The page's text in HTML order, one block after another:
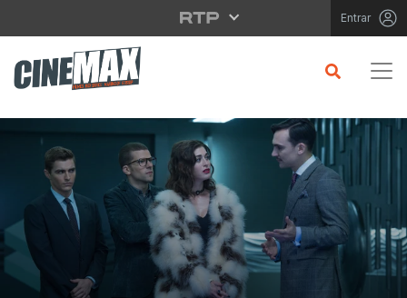
Saltar para o conteúdo principal Entrar